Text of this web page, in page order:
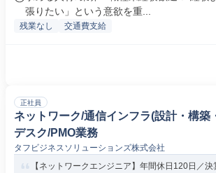
張りたい」という意欲を重...
残業なし 交通費支給
正社員
ネットワーク/通信インフラ(設計・構築
デスク/PMO業務
タフビジネスソリューションズ株式会社
【ネットワークエンジニア】年間休⽇120⽇／